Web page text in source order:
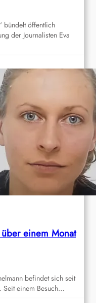
bündelt öffentlich
der Journalisten Eva
einem Monat
befindet sich seit
Seit einem Besuch…